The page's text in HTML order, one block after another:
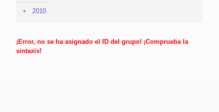
2010
¡Error, no se ha asignado el ID del grupo! ¡Comprueba la
sintaxis!